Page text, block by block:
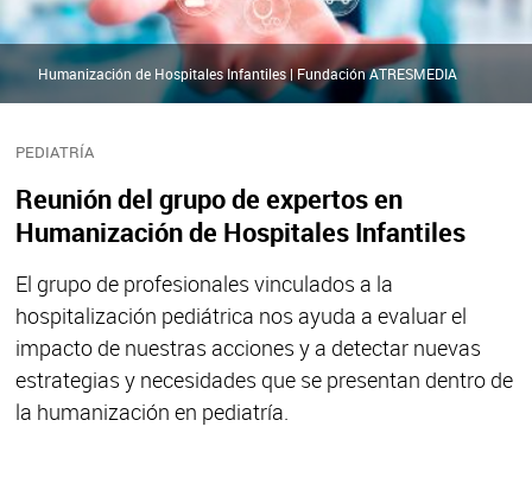
PEDIATRÍA
Reunión del grupo de expertos en
Humanización de Hospitales Infantiles
El grupo de profesionales vinculados a la
hospitalización pediátrica nos ayuda a evaluar el
impacto de nuestras acciones y a detectar nuevas
estrategias y necesidades que se presentan dentro de
la humanización en pediatría.
Humanización de Hospitales Infantiles | Fundación ATRESMEDIA